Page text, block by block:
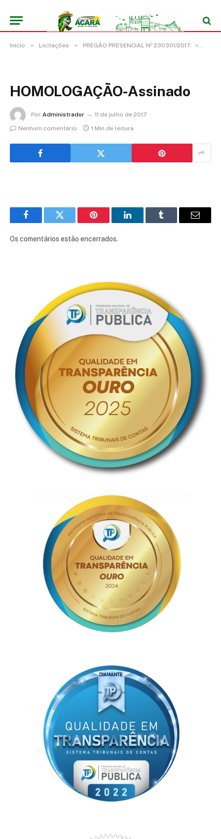
Início » Licitações » PREGÃO PRESENCIAL Nº 230301/2017 »
HOMOLOGAÇÃO-Assinado
Por Administrador
11 de julho de 2017
Nenhum comentário
1 Min de leitura
FacebookTwitter Pinterest LinkedInTumblr
E-
Os comentários estão encerrados.